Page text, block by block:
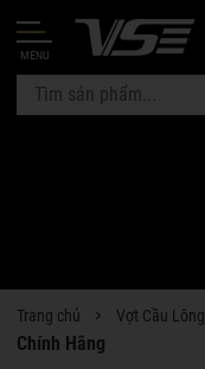
MENU
Trang chủ Vợt Cầu Lông
Chính Hãng